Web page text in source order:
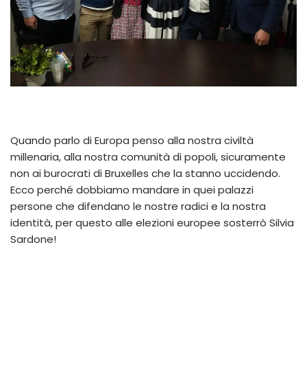
Quando parlo di Europa penso alla nostra civiltà
millenaria, alla nostra comunità di popoli, sicuramente
non ai burocrati di Bruxelles che la stanno uccidendo.
Ecco perché dobbiamo mandare in quei palazzi
persone che difendano le nostre radici e la nostra
identità, per questo alle elezioni europee sosterrò Silvia
Sardone!